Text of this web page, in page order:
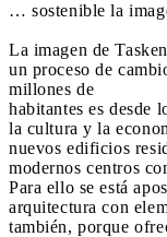
… sostenible la
La imagen de
un proceso de
millones de
habitantes es desde
la cultura y la
nuevos edificios
modernos centros
Para ello se está
arquitectura con
también, porque